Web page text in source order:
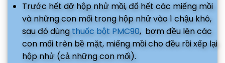
Trước hết dỡ hộp nhử mồi, đổ hết các miếng mồi
và những con mối trong hộp nhử vào 1 chậu khô,
sau đó dùng thuốc bột PMC90, bơm đều lên các
con mối trên bề mặt, miếng mồi cho đều rồi xếp lại
hộp nhử (cả những con mối).